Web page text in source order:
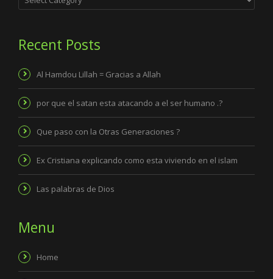
Recent Posts
Al Hamdou Lillah = Gracias a Allah
por que el satan esta atacando a el ser humano .?
Que paso con la Otras Generaciones ?
Ex Cristiana explicando como esta viviendo en el islam
Las palabras de Dios
Menu
Home